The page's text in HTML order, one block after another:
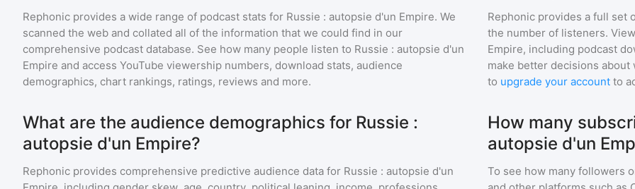
Rephonic provides a wide range of podcast stats for Russie : autopsie d'un Empire. We
scanned the web and collated all of the information that we could find in our
comprehensive podcast database. See how many people listen to Russie : autopsie d'un
Empire and access YouTube viewership numbers, download stats, audience
demographics, chart rankings, ratings, reviews and more.
Rephonic provides a full set
the number of listeners.
Empire, including podcast
make better decisions
to upgrade your account to
What are the audience demographics for Russie :
autopsie d'un Empire?
Rephonic provides comprehensive predictive audience data for Russie : autopsie d'un
How many
autopsie d'un
To see how many followers